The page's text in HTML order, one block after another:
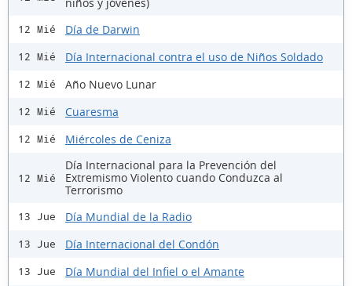
niños y jóvenes)
12 Mié Día de Darwin
12 Mié Día Internacional contra el uso de Niños Soldado
12 Mié Año Nuevo Lunar
12 Mié Cuaresma
12 Mié Miércoles de Ceniza
12 Mié
Día Internacional para la Prevención del
Extremismo Violento cuando Conduzca al
Terrorismo
13 Jue Día Mundial de la Radio
13 Jue Día Internacional del Condón
13 Jue Día Mundial del Infiel o el Amante